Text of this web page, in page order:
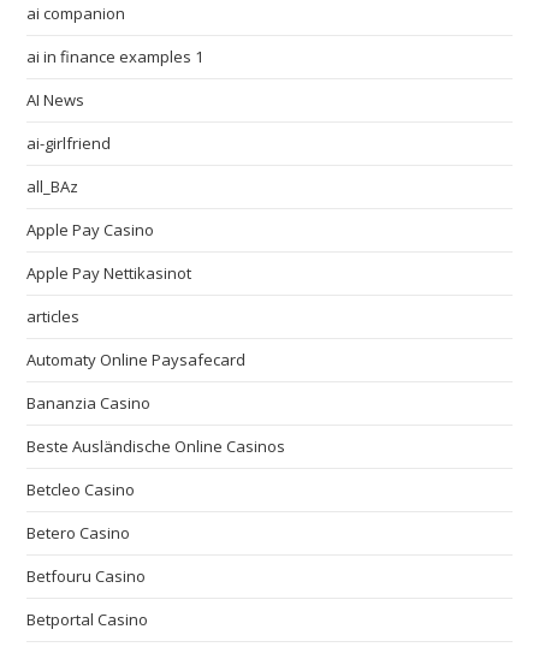
ai companion
ai in finance examples 1
AI News
ai-girlfriend
all_BAz
Apple Pay Casino
Apple Pay Nettikasinot
articles
Automaty Online Paysafecard
Bananzia Casino
Beste Ausländische Online Casinos
Betcleo Casino
Betero Casino
Betfouru Casino
Betportal Casino